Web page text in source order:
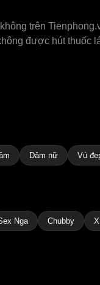
trên
được hút thuốc
Dâm nữ Vú
Nga Chubby